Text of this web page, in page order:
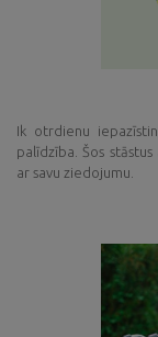
Ik otrdienu
palīdzība. Šos
ar savu ziedojumu.